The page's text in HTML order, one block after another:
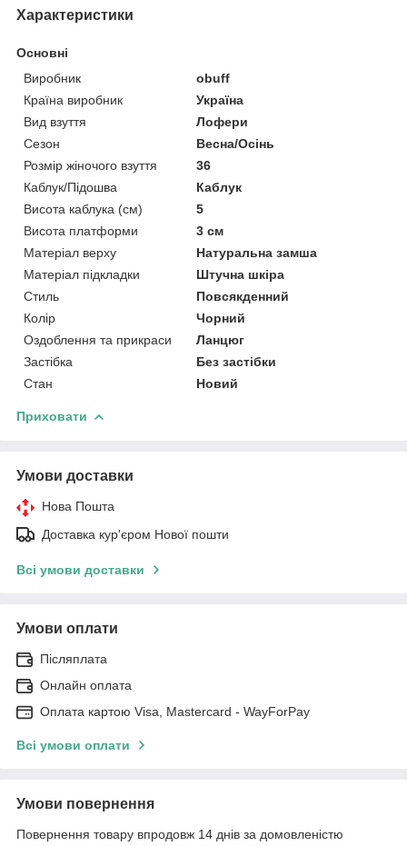
Характеристики
Основні
Виробник
obuff
Країна виробник
Україна
Вид взуття
Лофери
Сезон
Весна/Осінь
Розмір жіночого взуття
36
Каблук/Підошва
Каблук
Висота каблука (см)
5
Висота платформи
3 см
Матеріал верху
Натуральна замша
Матеріал підкладки
Штучна шкіра
Стиль
Повсякденний
Колір
Чорний
Оздоблення та прикраси
Ланцюг
Застібка
Без застібки
Стан
Новий
Приховати
Умови доставки
Нова Пошта
Доставка кур'єром Нової пошти
Всі умови доставки
Умови оплати
Післяплата
Онлайн оплата
Оплата картою Visa, Mastercard - WayForPay
Всі умови оплати
Умови повернення
Повернення товару впродовж 14 днів за домовленістю